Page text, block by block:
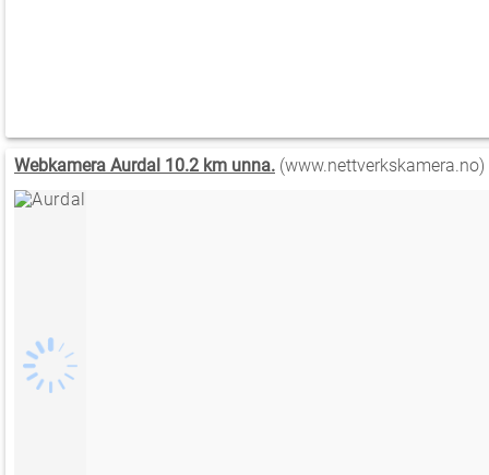
Webkamera Aurdal 10.2 km unna. (www.nettverkskamera.no)